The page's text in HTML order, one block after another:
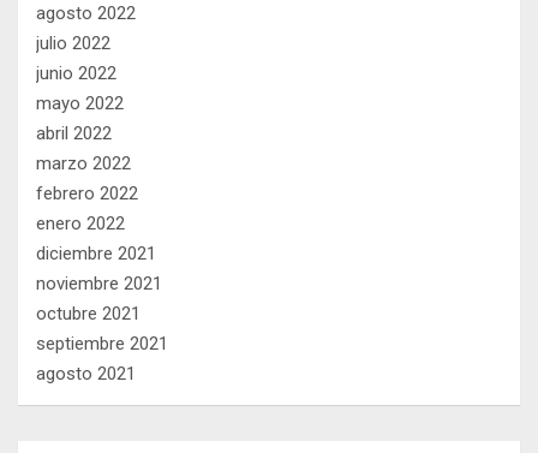
agosto 2022
julio 2022
junio 2022
mayo 2022
abril 2022
marzo 2022
febrero 2022
enero 2022
diciembre 2021
noviembre 2021
octubre 2021
septiembre 2021
agosto 2021